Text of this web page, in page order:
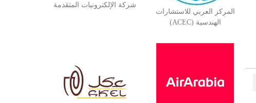
المركز العربي للاستشارات
الهندسية (ACEC)
شركة الإلكترونيات المتقدمة